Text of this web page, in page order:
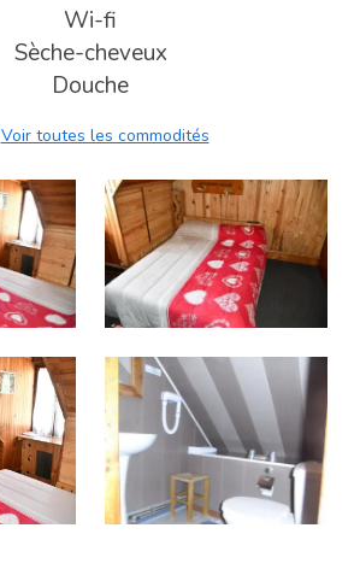
Wi-fi
Sèche-cheveux
Douche
Voir toutes les commodités